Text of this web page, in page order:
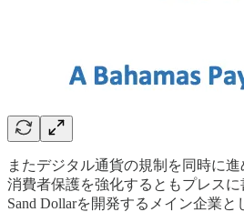
またデジタル通貨の規制を同時に
消費者保護を強化するともプレスに
Sand Dollarを開発するメイン企業